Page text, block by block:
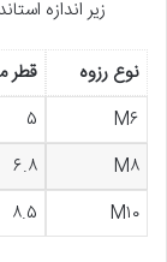
زیر اندازه
نوع رزوه قطر
M۶
۵
M۸
۶.۸
M۱۰
۸.۵